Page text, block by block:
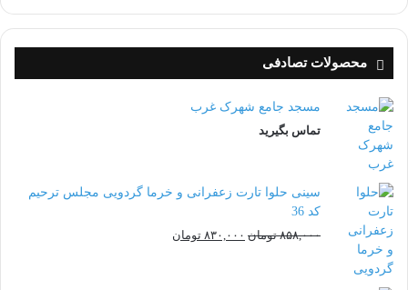
محصولات تصادفی
مسجد جامع شهرک غرب
تماس بگیرید
سینی حلوا تارت زعفرانی و خرما گردویی مجلس ترحیم
کد 36
۸۵۸,۰۰۰ تومان قیمت
۸۳۰,۰۰۰ تومان